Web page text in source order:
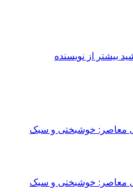
بیشتر از نویسنده
معاصر: خوشبختی و سبک
معاصر: خوشبختی و سبک